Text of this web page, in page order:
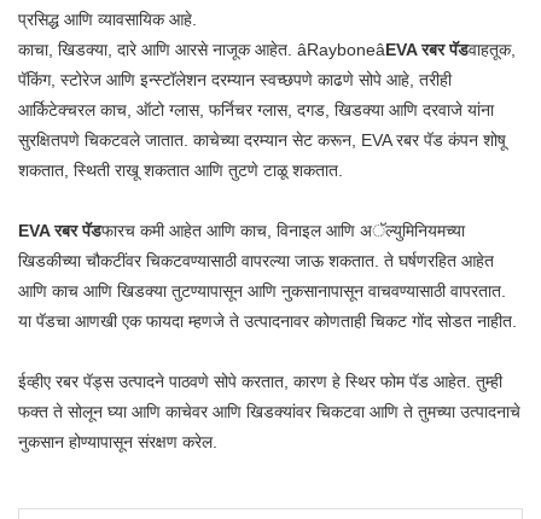
प्रसिद्ध आणि व्यावसायिक आहे.
काचा, खिडक्या, दारे आणि आरसे नाजूक आहेत. âRayboneâEVA रबर पॅडवाहतूक,
पॅकिंग, स्टोरेज आणि इन्स्टॉलेशन दरम्यान स्वच्छपणे काढणे सोपे आहे, तरीही
आर्किटेक्चरल काच, ऑटो ग्लास, फर्निचर ग्लास, दगड, खिडक्या आणि दरवाजे यांना
सुरक्षितपणे चिकटवले जातात. काचेच्या दरम्यान सेट करून, EVA रबर पॅड कंपन शोषू
शकतात, स्थिती राखू शकतात आणि तुटणे टाळू शकतात.
EVA रबर पॅडफारच कमी आहेत आणि काच, विनाइल आणि अॅल्युमिनियमच्या
खिडकीच्या चौकटींवर चिकटवण्यासाठी वापरल्या जाऊ शकतात. ते घर्षणरहित आहेत
आणि काच आणि खिडक्या तुटण्यापासून आणि नुकसानापासून वाचवण्यासाठी वापरतात.
या पॅडचा आणखी एक फायदा म्हणजे ते उत्पादनावर कोणताही चिकट गोंद सोडत नाहीत.
ईव्हीए रबर पॅड्स उत्पादने पाठवणे सोपे करतात, कारण हे स्थिर फोम पॅड आहेत. तुम्ही
फक्त ते सोलून घ्या आणि काचेवर आणि खिडक्यांवर चिकटवा आणि ते तुमच्या उत्पादनाचे
नुकसान होण्यापासून संरक्षण करेल.